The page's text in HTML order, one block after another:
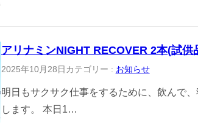
アリナミンNIGHT RECOVER 2本(試供
2025年10月28日 カテゴリー : お知らせ
明日もサクサク仕事をするために、飲んで
します。 本日1…